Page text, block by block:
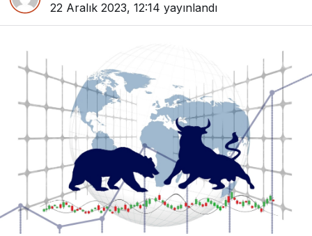
22 Aralık 2023, 12:14 yayınlandı